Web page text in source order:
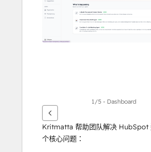
其
他
目
1/5 - Dashboard
Kritmatta 帮助团队解决 HubSpot
个核心问题：